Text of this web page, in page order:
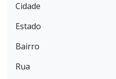
Cidade
Estado
Bairro
Rua